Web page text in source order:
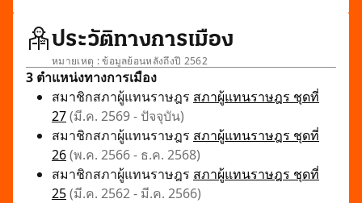
ประวัติทางการเมือง
หมายเหตุ : ข้อมูลย้อนหลังถึงปี 2562
3 ตำแหน่งทางการเมือง
สมาชิกสภาผู้แทนราษฎร สภาผู้แทนราษฎร ชุดที่
27(มี.ค. 2569 - ปัจจุบัน)
สมาชิกสภาผู้แทนราษฎร สภาผู้แทนราษฎร ชุดที่
26(พ.ค. 2566 - ธ.ค. 2568)
สมาชิกสภาผู้แทนราษฎร สภาผู้แทนราษฎร ชุดที่
25(มี.ค. 2562 - มี.ค. 2566)